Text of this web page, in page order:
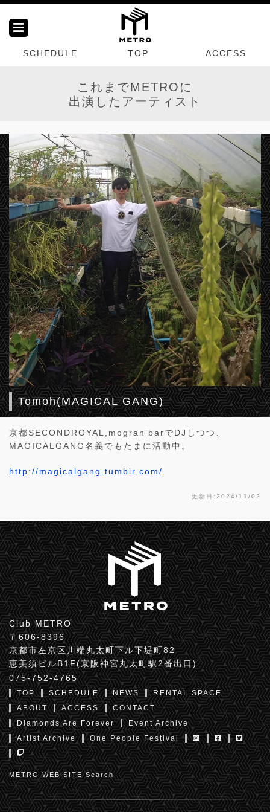
SCHEDULE TOP ACCESS
これまでMETROに
出演したアーティスト
Tomoh(MAGICAL GANG)
京都SECONDROYAL,mogran’barでDJしつつ、
MAGICALGANG名義でもたまに活動中。
http://magicalgang.tumblr.com/
更新日:2024/11/02
Club METRO
〒606-8396
京都市左京区川端丸太町下ル下堤町82
恵美須ビルB1F(京阪神宮丸太町駅2番出口)
075-752-4765
TOP SCHEDULE NEWS
RENTAL SPACE
ABOUT
ACCESS
CONTACT
Diamonds Are Forever
Event Archive
Artist Archive
One People Festival
METRO WEB SITE Search